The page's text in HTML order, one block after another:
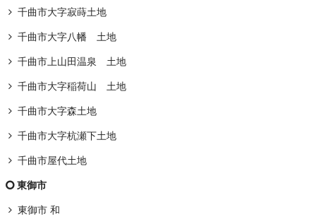
千曲市大字寂蒔土地
千曲市大字八幡 土地
千曲市上山田温泉 土地
千曲市大字稲荷山 土地
千曲市大字森土地
千曲市大字杭瀬下土地
千曲市屋代土地
東御市
東御市 和